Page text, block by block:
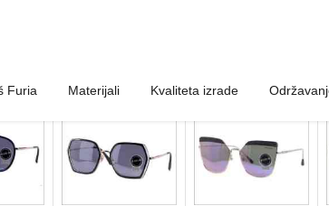
Furia Materijali Kvaliteta izrade